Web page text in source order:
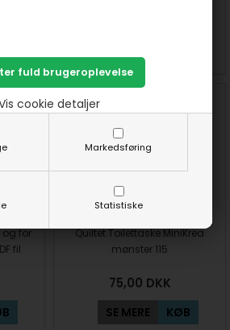
Markedsføring
Statistiske
cookie detaljer
og for
fil
Quiltet Toilettaske MiniKrea
mønster 115
75,00 DKK
SE MERE KØB